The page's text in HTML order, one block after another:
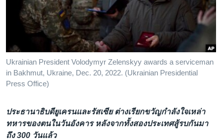
เรียนรู้ภาษาอังกฤษ
พอดคาสต์
ติดตามเรา
Ukrainian President Volodymyr Zelenskyy awards a serviceman
in Bakhmut, Ukraine, Dec. 20, 2022. (Ukrainian Presidential
Press Office)
ประธานาธิบดียูเครนและรัสเซีย ต่างเรียกขวัญกำลังใจเหล่า
ทหารของตนในวันอังคาร หลังจากทั้งสองประเทศสู้รบกันมา
ถึง 300 วันแล้ว